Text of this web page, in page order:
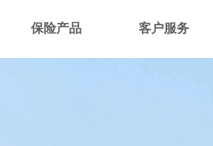
保险产品 客户服务